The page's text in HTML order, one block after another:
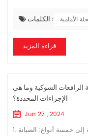
الكلمات :
الأمامية
قراءة المزيد
الرافعات الشوكية وما هي
الإجراءات المحددة؟
Jun 27 , 2024
1. يمكن تقسيم صيانة الرافعة الشوكية المتوازنة إلى خمسة أنواع: الصيانة